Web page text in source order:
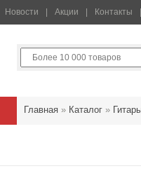
Новости Акции Контакты
Главная » Каталог »